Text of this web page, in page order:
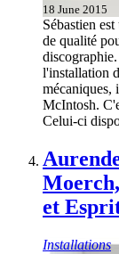
18 June 2015
Sébastien
de qualité
l'installation
mécaniques,
McIntosh.
Celui-ci
et
Installations